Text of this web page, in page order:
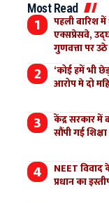
Most Read
पहली बारिश
एक्सप्रेसवे,
गुणवत्ता पर
‘कोई हमें भी
आरोप मे दो
केंद्र सरकार में
सौंपी गई
NEET विवाद
प्रधान का